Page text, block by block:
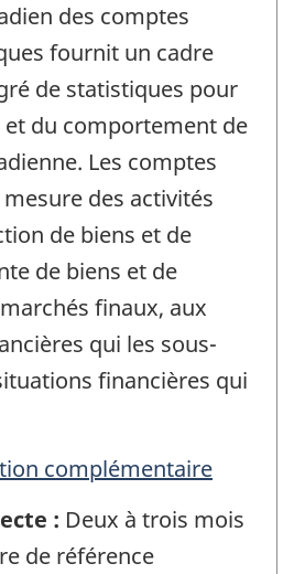
des comptes
fournit un cadre
de statistiques pour
du comportement de
Les comptes
des activités
de biens et de
de biens et de
finaux, aux
qui les sous-
financières qui
complémentaire
: Deux à trois mois
de référence